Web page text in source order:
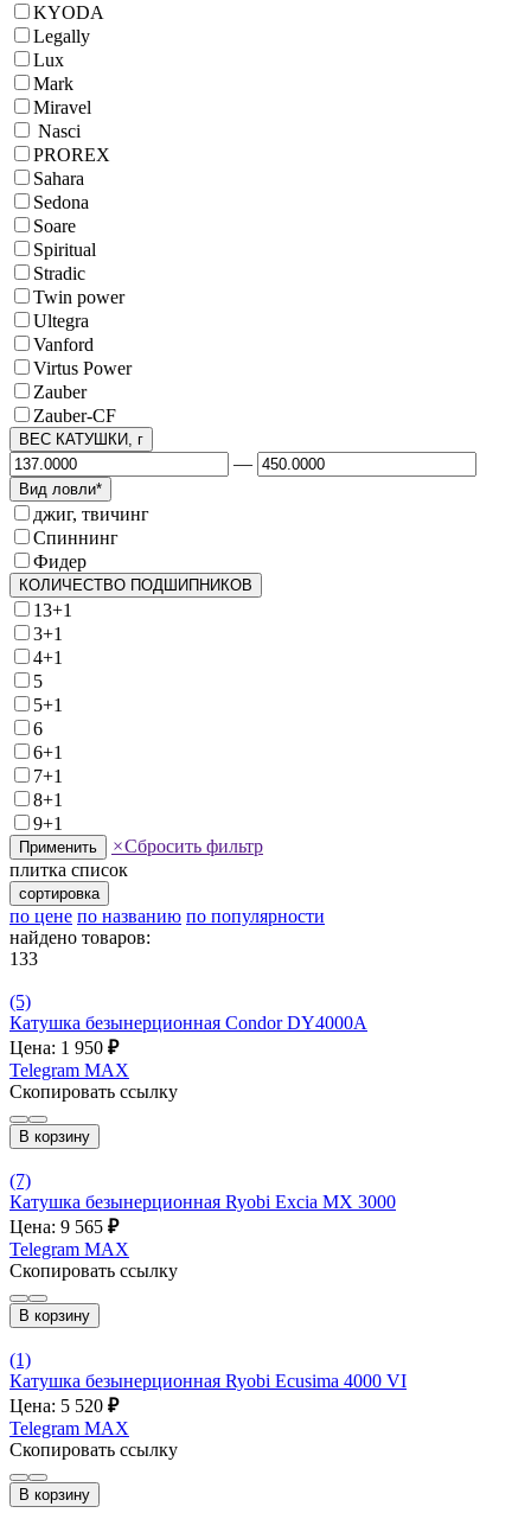
KYODA
Legally
Lux
Mark
Miravel
Nasci
PROREX
Sahara
Sedona
Soare
Spiritual
Stradic
Twin power
Ultegra
Vanford
Virtus Power
Zauber
Zauber-CF
ВЕС КАТУШКИ, г
—
Вид ловли*
джиг, твичинг
Спиннинг
Фидер
КОЛИЧЕСТВО ПОДШИПНИКОВ
13+1
3+1
4+1
5
5+1
6
6+1
7+1
8+1
9+1
Применить ×Сбросить фильтр
плитка список
сортировка
по цене по названию по популярности
найдено товаров:
133
(5)
Катушка безынерционная Condor DY4000A
Цена: 1 950 ₽
Telegram MAX
Скопировать ссылку
В корзину
(7)
Катушка безынерционная Ryobi Excia MX 3000
Цена: 9 565 ₽
Telegram MAX
Скопировать ссылку
В корзину
(1)
Катушка безынерционная Ryobi Ecusima 4000 VI
Цена: 5 520 ₽
Telegram MAX
Скопировать ссылку
В корзину